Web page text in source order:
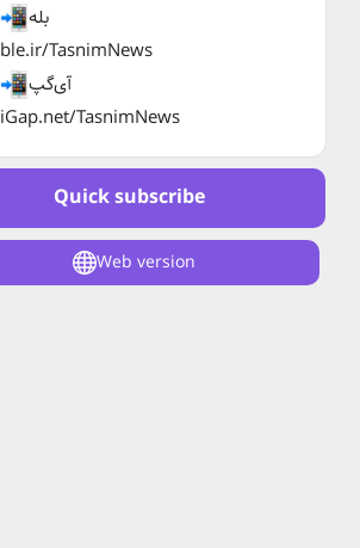
بله
ble.ir/TasnimNews
آی‌گپ
iGap.net/TasnimNews
Quick subscribe
Web version